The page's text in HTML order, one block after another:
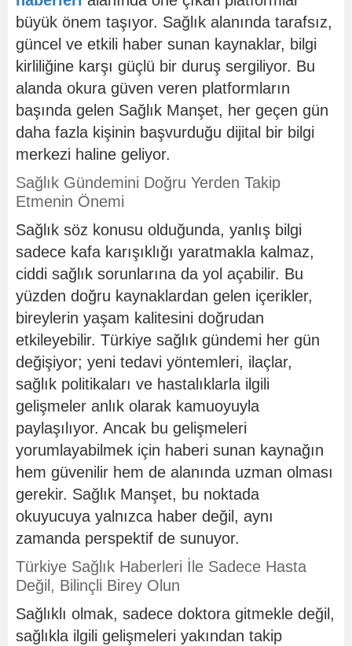
büyük önem taşıyor. Sağlık alanında tarafsız,
güncel ve etkili haber sunan kaynaklar, bilgi
kirliliğine karşı güçlü bir duruş sergiliyor. Bu
alanda okura güven veren platformların
başında gelen Sağlık Manşet, her geçen gün
daha fazla kişinin başvurduğu dijital bir bilgi
merkezi haline geliyor.
Sağlık Gündemini Doğru Yerden Takip
Etmenin Önemi
Sağlık söz konusu olduğunda, yanlış bilgi
sadece kafa karışıklığı yaratmakla kalmaz,
ciddi sağlık sorunlarına da yol açabilir. Bu
yüzden doğru kaynaklardan gelen içerikler,
bireylerin yaşam kalitesini doğrudan
etkileyebilir. Türkiye sağlık gündemi her gün
değişiyor; yeni tedavi yöntemleri, ilaçlar,
sağlık politikaları ve hastalıklarla ilgili
gelişmeler anlık olarak kamuoyuyla
paylaşılıyor. Ancak bu gelişmeleri
yorumlayabilmek için haberi sunan kaynağın
hem güvenilir hem de alanında uzman olması
gerekir. Sağlık Manşet, bu noktada
okuyucuya yalnızca haber değil, aynı
zamanda perspektif de sunuyor.
Türkiye Sağlık Haberleri İle Sadece Hasta
Değil, Bilinçli Birey Olun
Sağlıklı olmak, sadece doktora gitmekle değil,
sağlıkla ilgili gelişmeleri yakından takip